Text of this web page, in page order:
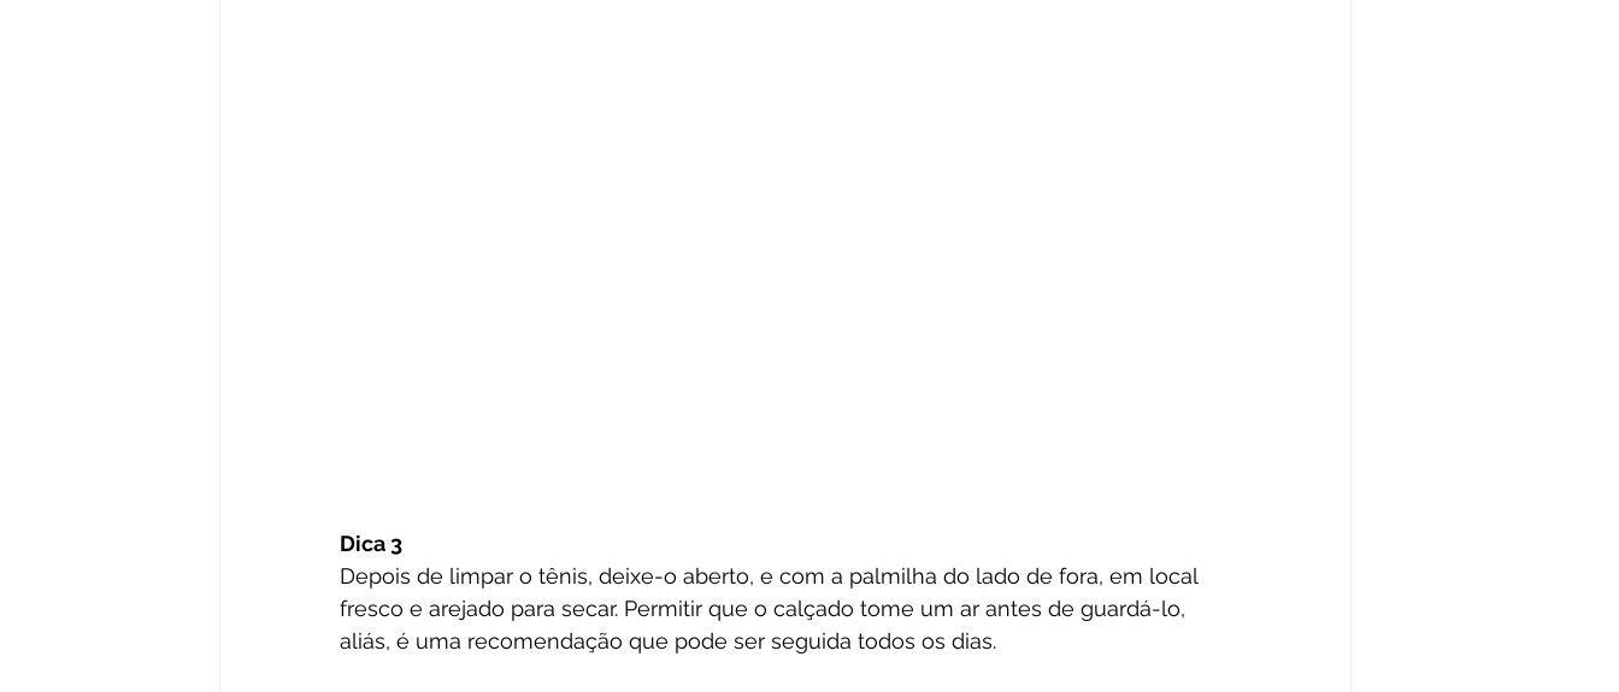
Dica 3
Depois de limpar o tênis, deixe-o aberto, e com a palmilha do lado de fora, em local
fresco e arejado para secar. Permitir que o calçado tome um ar antes de guardá-lo,
aliás, é uma recomendação que pode ser seguida todos os dias.